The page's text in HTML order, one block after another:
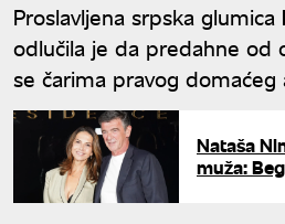
Proslavljena srpska glumica
odlučila je da predahne od
se čarima pravog domaćeg
Nataša
muža: